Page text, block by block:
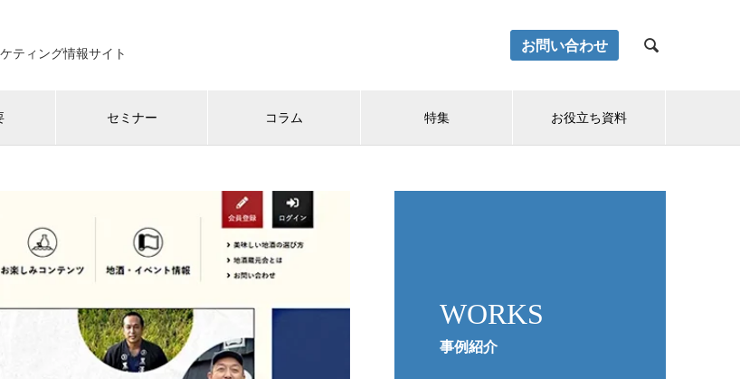
ティング情報サイト お問い合わせ 
セミナー コラム 特集 お役立ち資料
WORKS
事例紹介